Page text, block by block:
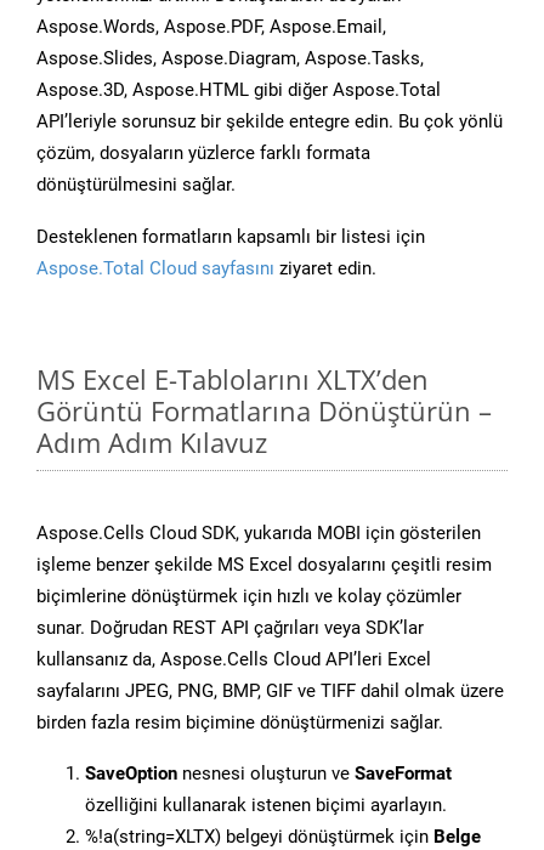
Aspose.Words, Aspose.PDF, Aspose.Email,
Aspose.Slides, Aspose.Diagram, Aspose.Tasks,
Aspose.3D, Aspose.HTML gibi diğer Aspose.Total
API’leriyle sorunsuz bir şekilde entegre edin. Bu çok yönlü
çözüm, dosyaların yüzlerce farklı formata
dönüştürülmesini sağlar.
Desteklenen formatların kapsamlı bir listesi için
Aspose.Total Cloud sayfasını ziyaret edin.
MS Excel E-Tablolarını XLTX’den
Görüntü Formatlarına Dönüştürün –
Adım Adım Kılavuz
Aspose.Cells Cloud SDK, yukarıda MOBI için gösterilen
işleme benzer şekilde MS Excel dosyalarını çeşitli resim
biçimlerine dönüştürmek için hızlı ve kolay çözümler
sunar. Doğrudan REST API çağrıları veya SDK’lar
kullansanız da, Aspose.Cells Cloud API’leri Excel
sayfalarını JPEG, PNG, BMP, GIF ve TIFF dahil olmak üzere
birden fazla resim biçimine dönüştürmenizi sağlar.
SaveOption nesnesi oluşturun ve SaveFormat
özelliğini kullanarak istenen biçimi ayarlayın.
%!a(string=XLTX) belgeyi dönüştürmek için Belge